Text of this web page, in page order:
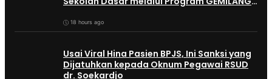
18 hours ago
Usai Viral Hina Pasien BPJS, Ini Sanksi yang
Dijatuhkan kepada Oknum Pegawai RSUD
dr. Soekardjo